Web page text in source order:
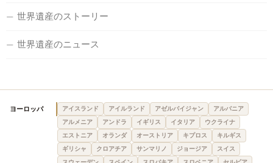
世界遺産のストーリー
世界遺産のニュース
ヨーロッパ アイスランド アイルランド アゼルバイジャン
アルバニア
アルメニア
アンドラ イギリス イタリア
ウクライナ
エストニア
オランダ オーストリア キプロス
キルギス
ギリシャ
クロアチア サンマリノ ジョージア
スイス